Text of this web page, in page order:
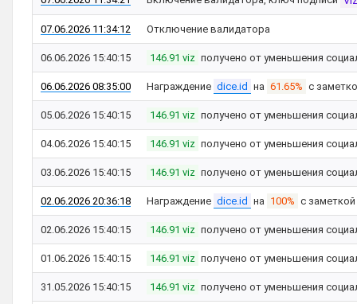
07.06.2026 11:34:12 Отключение валидатора
06.06.2026 15:40:15 146.91 viz получено от уменьшения
06.06.2026 08:35:00 Награждение dice.id на 61.65% с
05.06.2026 15:40:15 146.91 viz получено от уменьшения
04.06.2026 15:40:15 146.91 viz получено от уменьшения
03.06.2026 15:40:15 146.91 viz получено от уменьшения
02.06.2026 20:36:18 Награждение dice.id на 100% с заметкой
02.06.2026 15:40:15 146.91 viz получено от уменьшения
01.06.2026 15:40:15 146.91 viz получено от уменьшения
31.05.2026 15:40:15 146.91 viz получено от уменьшения